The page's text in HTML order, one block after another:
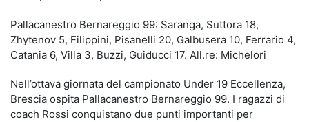
Pallacanestro Bernareggio 99: Saranga, Suttora 18,
Zhytenov 5, Filippini, Pisanelli 20, Galbusera 10, Ferrario 4,
Catania 6, Villa 3, Buzzi, Guiducci 17. All.re: Michelori
Nell’ottava giornata del campionato Under 19 Eccellenza,
Brescia ospita Pallacanestro Bernareggio 99. I ragazzi di
coach Rossi conquistano due punti importanti per